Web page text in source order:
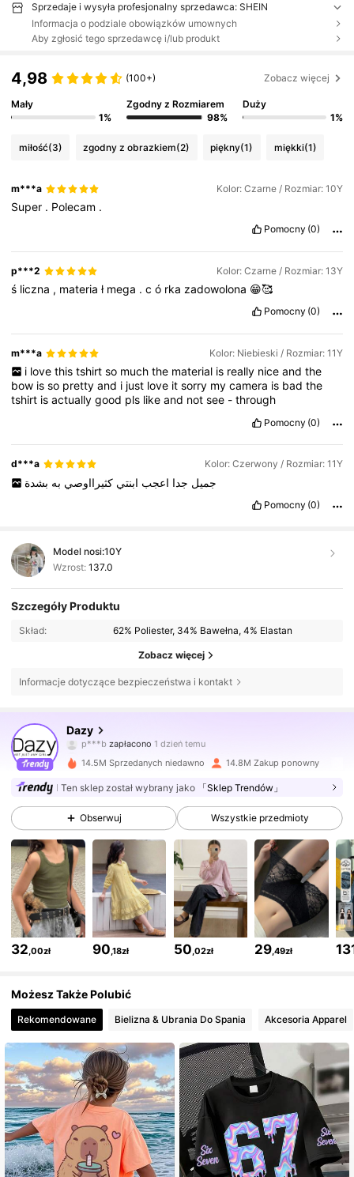
Sprzedaje i wysyła profesjonalny sprzedawca: SHEIN
Informacja o podziale obowiązków umownych
Aby zgłosić tego sprzedawcę i/lub produkt
4,98 (100+) Zobacz więcej
Mały
1%
Zgodny z Rozmiarem
98%
Duży
1%
miłość(3) zgodny z obrazkiem(2) piękny(1) miękki(1)
m***a Kolor: Czarne / Rozmiar: 10Y
Super . Polecam .
Pomocny (0)
p***2 Kolor: Czarne / Rozmiar: 13Y
ś liczna , materiał mega .có rka zadowolona 😁🥰
Pomocny (0)
m***a Kolor: Niebieski / Rozmiar: 11Y
i love this tshirt so much the material is really nice and the
bow isso prettyand i just love itsorry mycamera is badthe
tshirt isactuallygood pls likeand notsee -through
Pomocny (0)
d***a Kolor: Czerwony / Rozmiar: 11Y
جميل جدا اعجب ابنتيكثيرااوصي به بشدة
Pomocny (0)
Model nosi:10Y
Wzrost: 137.0
Szczegóły Produktu
Skład: 62% Poliester, 34% Bawełna, 4% Elastan
Zobacz więcej
Informacje dotyczące bezpieczeństwa i kontakt
Dazyp***b
s***rzaobserwował(-a) 30 minut(y) temu
6.6M Obserwujący
4,86 6.6M Obserwujący
4,86 6.6M Obserwujący
4,86 6.6M Obserwujący
4,86 6.6M Obserwujący
14.5M Sprzedanych niedawno 14.8M Zakup ponowny
Ten sklep został wybrany jako 「Sklep Trendów」
Obserwuj Wszystkie przedmioty
32,00zł 90,18zł 50,02zł 29,49zł
Możesz Także Polubić
Rekomendowane Bielizna & Ubrania Do Spania Akcesoria Apparel